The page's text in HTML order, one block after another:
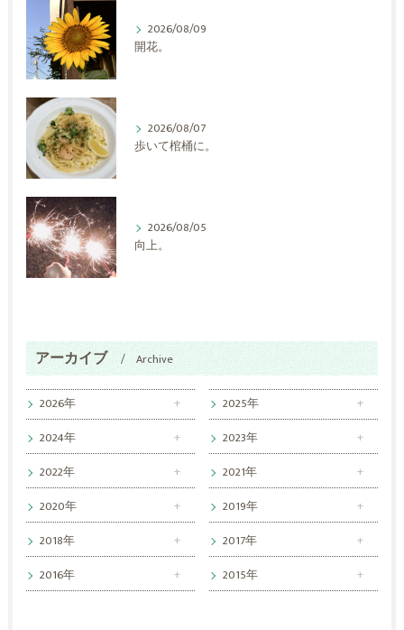
2026/08/09
開花。
2026/08/07
歩いて棺桶に。
2026/08/05
向上。
アーカイブ Archive
2026年
2025年
2024年
2023年
2022年
2021年
2020年
2019年
2018年
2017年
2016年
2015年